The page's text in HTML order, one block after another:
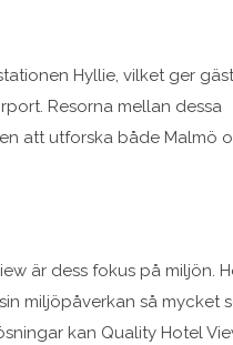
Hyllie, vilket ger
Resorna mellan dessa
att utforska både Malmö
är dess fokus på miljön.
miljöpåverkan så mycket
kan Quality Hotel